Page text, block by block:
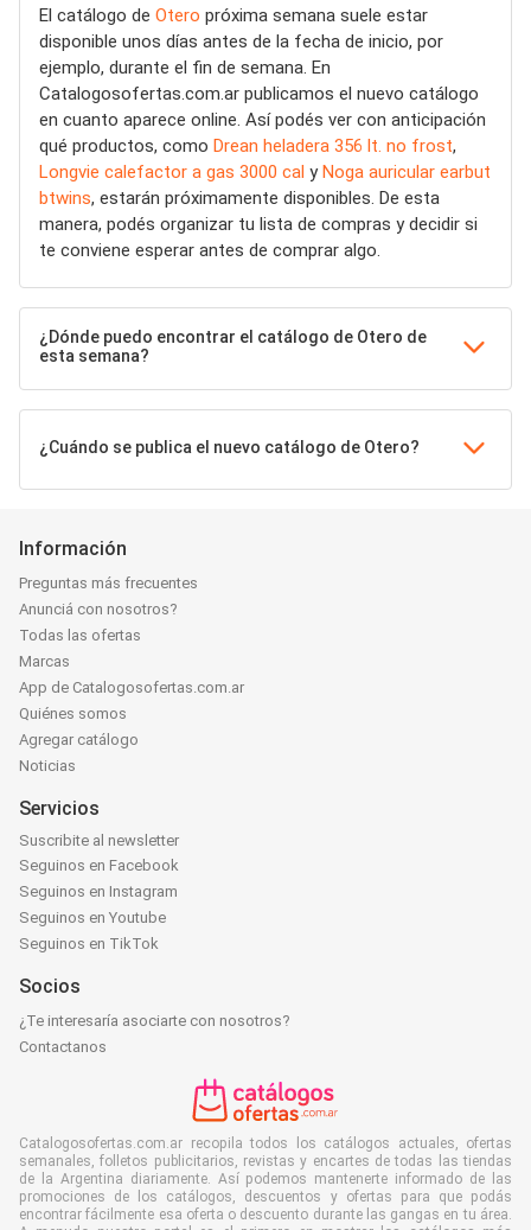
El catálogo de Otero próxima semana suele estar
disponible unos días antes de la fecha de inicio, por
ejemplo, durante el fin de semana. En
Catalogosofertas.com.ar publicamos el nuevo catálogo
en cuanto aparece online. Así podés ver con anticipación
qué productos, como Drean heladera 356 lt. no frost,
Longvie calefactor a gas 3000 cal yNoga auricular earbut
btwins, estarán próximamente disponibles. De esta
manera, podés organizar tu lista de compras y decidir si
te conviene esperar antes de comprar algo.
¿Dónde puedo encontrar el catálogo de Otero de
esta semana?
¿Cuándo se publica el nuevo catálogo de Otero?
Información
Preguntas más frecuentes
Anunciá con nosotros?
Todas las ofertas
Marcas
App de Catalogosofertas.com.ar
Quiénes somos
Agregar catálogo
Noticias
Servicios
Suscribite al newsletter
Seguinos en Facebook
Seguinos en Instagram
Seguinos en Youtube
Seguinos en TikTok
Socios
¿Te interesaría asociarte con nosotros?
Contactanos
Catalogosofertas.com.ar recopila todos los catálogos actuales, ofertas
semanales, folletos publicitarios, revistas y encartes de todas las tiendas
de la Argentina diariamente. Así podemos mantenerte informado de las
promociones de los catálogos, descuentos y ofertas para que podás
encontrar fácilmente esa oferta o descuento durante las gangas en tu área.